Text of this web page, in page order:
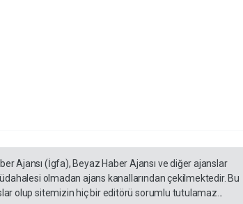
Ajansı (İgfa), Beyaz Haber Ajansı ve diğer ajanslar
olmadan ajans kanallarından çekilmektedir. Bu
olup sitemizin hiç bir editörü sorumlu tutulamaz...